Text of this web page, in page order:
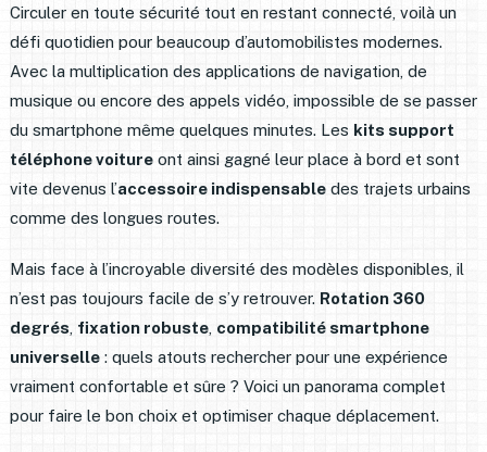
Circuler en toute sécurité tout en restant connecté, voilà un
défi quotidien pour beaucoup d’automobilistes modernes.
Avec la multiplication des applications de navigation, de
musique ou encore des appels vidéo, impossible de se passer
du smartphone même quelques minutes. Les kits support
téléphone voitureont ainsi gagné leur place à bord et sont
vite devenus l’accessoire indispensabledes trajets urbains
comme des longues routes.
Mais face à l’incroyable diversité des modèles disponibles, il
n’est pas toujours facile de s’y retrouver. Rotation 360
degrés fixation robuste, compatibilité smartphone
universelle: quels atouts rechercher pour une expérience
vraiment confortable et sûre ? Voici un panorama complet
pour faire le bon choix et optimiser chaque déplacement.